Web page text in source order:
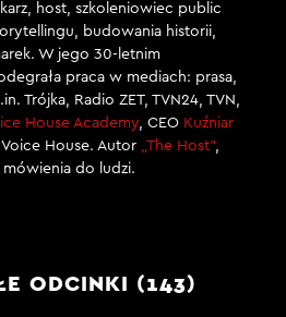
host, szkoleniowiec public
budowania historii,
W jego 30-letnim
praca w mediach: prasa,
Trójka, Radio ZET, TVN24, TVN,
House Academy, CEO Kuźniar
House. Autor „The Host”,
do ludzi.
ODCINKI (143)